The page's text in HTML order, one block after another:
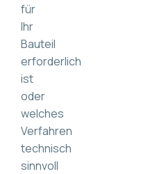
für
Ihr
Bauteil
erforderlich
ist
oder
welches
Verfahren
technisch
sinnvoll